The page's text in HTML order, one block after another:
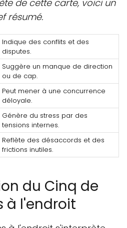
de cette carte, voici un
résumé.
Indique des conflits et des
disputes.
Suggère un manque de direction
ou de cap.
Peut mener à une concurrence
déloyale.
Génère du stress par des
tensions internes.
Reflète des désaccords et des
frictions inutiles.
du Cinq de
à l'endroit